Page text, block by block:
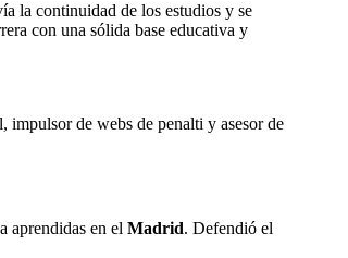
la continuidad de los estudios y se
con una sólida base educativa y
de webs de penalti y asesor de
aprendidas en el Madrid. Defendió el